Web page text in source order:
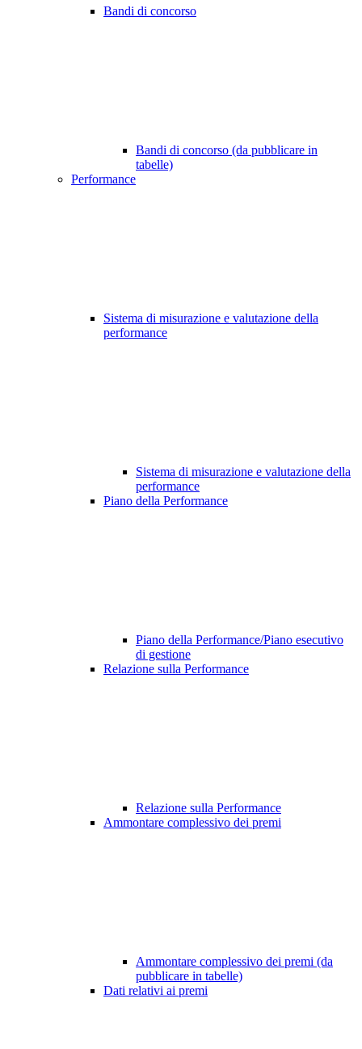
Bandi di concorso
Bandi di concorso (da pubblicare in
tabelle)
Performance
Sistema di misurazione e valutazione della
performance
Sistema di misurazione e valutazione della
performance
Piano della Performance
Piano della Performance/Piano esecutivo
di gestione
Relazione sulla Performance
Relazione sulla Performance
Ammontare complessivo dei premi
Ammontare complessivo dei premi (da
pubblicare in tabelle)
Dati relativi ai premi